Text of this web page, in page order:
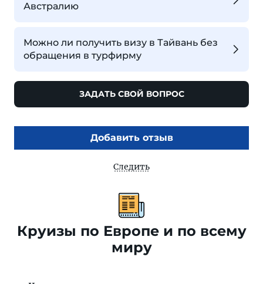
Австралию
Можно ли получить визу в Тайвань без
обращения в турфирму
ЗАДАТЬ СВОЙ ВОПРОС
Добавить отзыв
Следить
Круизы по Европе и по всему
миру